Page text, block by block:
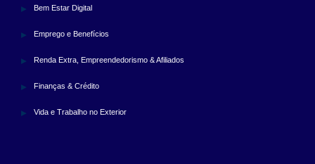
Bem Estar Digital
Emprego e Benefícios
Renda Extra, Empreendedorismo & Afiliados
Finanças & Crédito
Vida e Trabalho no Exterior